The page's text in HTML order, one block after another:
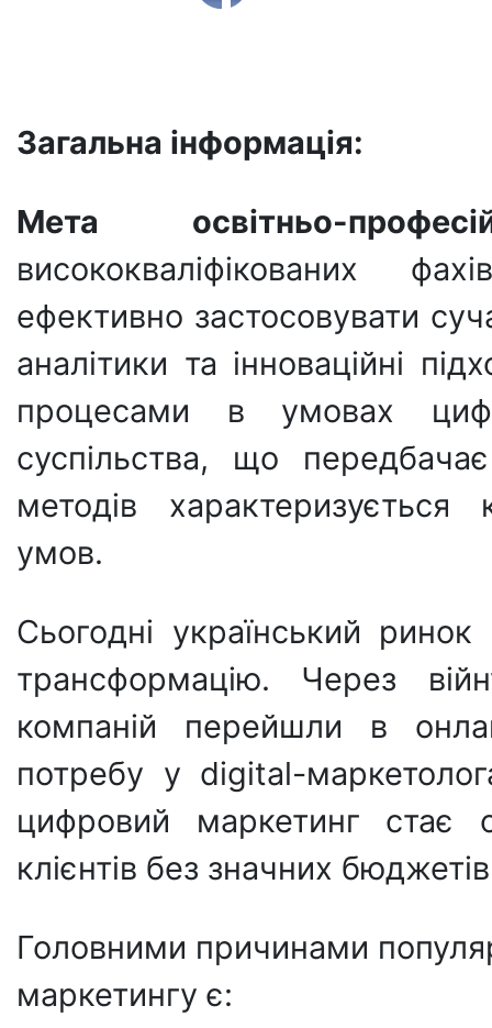
Загальна інформація:
Мета освітньо-
висококваліфікованих
ефективно застосовувати
аналітики та інноваційні
процесами в умовах
суспільства, що
методів характеризується
умов.
Сьогодні український
трансформацію. Через
компаній перейшли в
потребу у digital-
цифровий маркетинг стає
клієнтів без значних
Головними причинами
маркетингу є: